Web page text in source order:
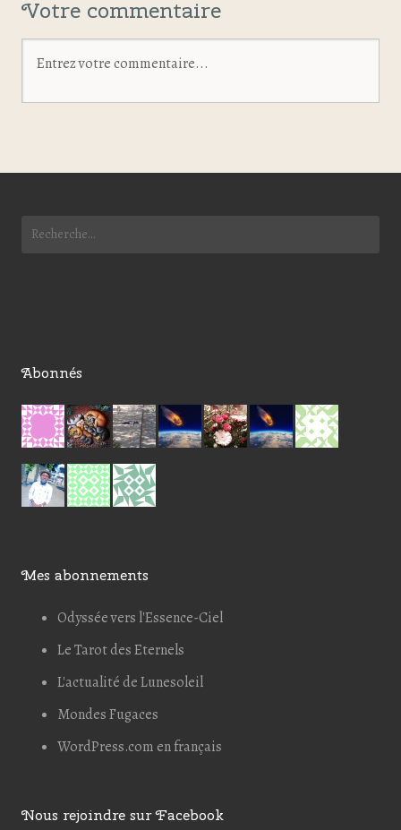
Votre commentaire
Abonnés
Mes abonnements
Odyssée vers l'Essence-Ciel
Le Tarot des Eternels
L'actualité de Lunesoleil
Mondes Fugaces
WordPress.com en français
Nous rejoindre sur Facebook